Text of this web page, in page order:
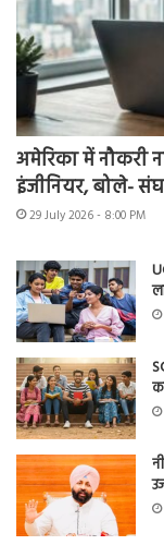
अमेरिका में नौकरी
इंजीनियर, बोले-
29 July 2026 - 8:00 PM